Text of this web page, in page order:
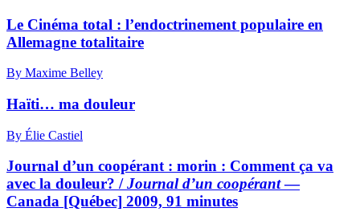
Le Cinéma total : l’endoctrinement populaire en
Allemagne totalitaire
By Maxime Belley
Haïti… ma douleur
By Élie Castiel
Journal d’un coopérant : morin : Comment ça va
avec la douleur? /Journal d’un coopérant—
Canada [Québec] 2009, 91 minutes